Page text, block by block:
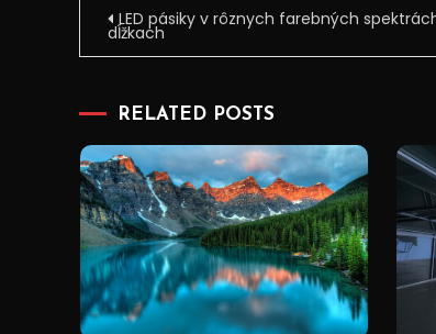
Navigace
pro
příspěvek
LED pásiky v rôznych farebných
dĺžkach
RELATED POSTS